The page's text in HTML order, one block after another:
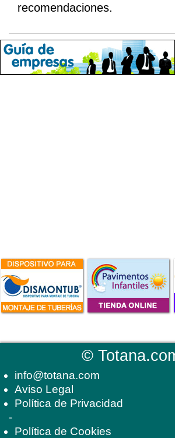
recomendaciones.
©
info@totana.com
Aviso Legal
Política de Privacidad
-
Política de Cookies